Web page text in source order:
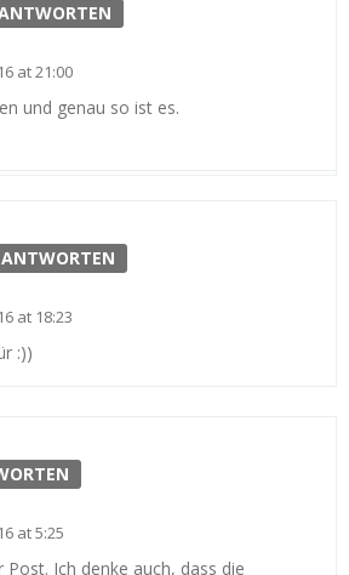
at 21:00
und genau so ist es.
ANTWORTEN
at 18:23
:))
at 5:25
Post. Ich denke auch, dass die